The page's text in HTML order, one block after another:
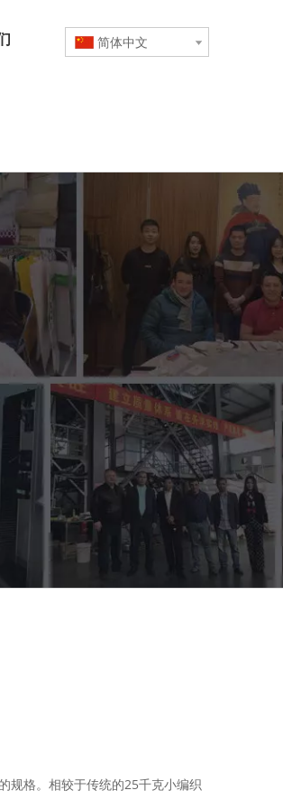
简体中文
规格。相较于传统的25千克小编织